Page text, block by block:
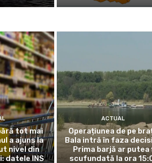
tot mai
a ajuns la
nivel din
datele INS
ACTUAL
Operațiunea de pe
Bala intră în faza
Prima barjă ar putea
scufundată la ora